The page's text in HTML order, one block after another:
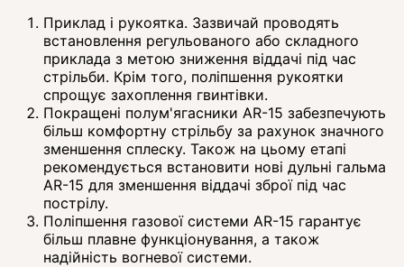
Приклад і рукоятка. Зазвичай проводять
встановлення регульованого або складного
приклада з метою зниження віддачі під час
стрільби. Крім того, поліпшення рукоятки
спрощує захоплення гвинтівки.
Покращені полум'ягасники AR-15 забезпечують
більш комфортну стрільбу за рахунок значного
зменшення сплеску. Також на цьому етапі
рекомендується встановити нові дульні гальма
AR-15 для зменшення віддачі зброї під час
пострілу.
Поліпшення газової системи AR-15 гарантує
більш плавне функціонування, а також
надійність вогневої системи.